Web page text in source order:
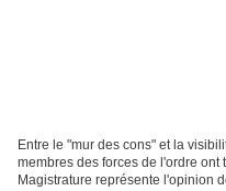
Entre le "mur des cons" et la
membres des forces de l'ordre
Magistrature représente l'opinion